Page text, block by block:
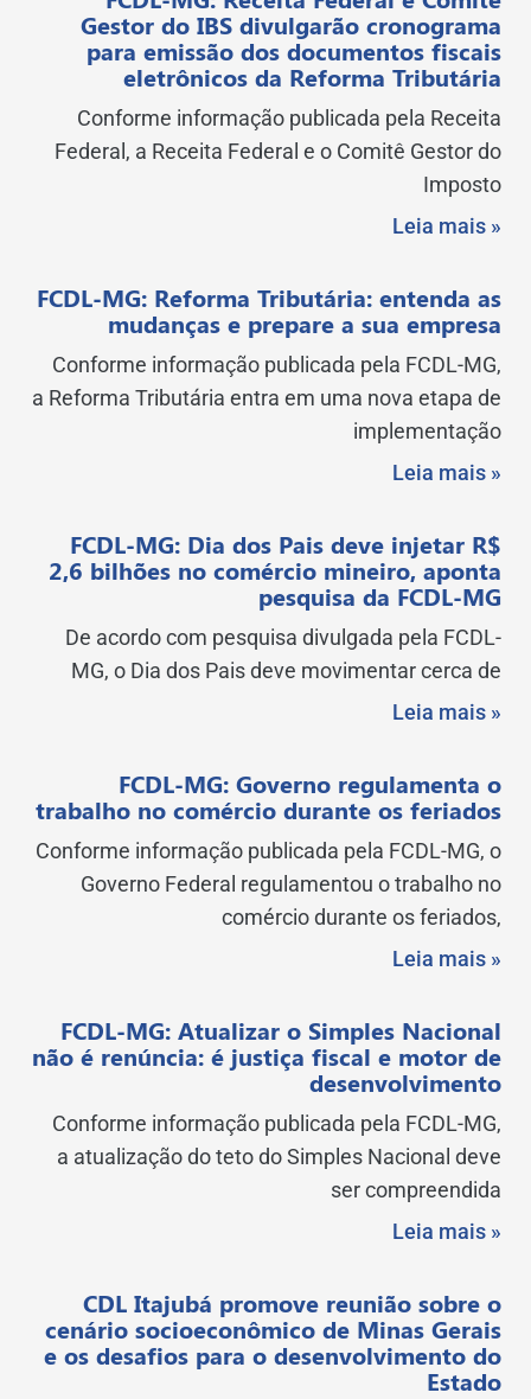
Gestor do IBS divulgarão cronograma
para emissão dos documentos fiscais
eletrônicos da Reforma Tributária
Conforme informação publicada pela Receita
Federal, a Receita Federal e o Comitê Gestor do
Imposto
Leia mais »
FCDL-MG: Reforma Tributária: entenda as
mudanças e prepare a sua empresa
Conforme informação publicada pela FCDL-MG,
a Reforma Tributária entra em uma nova etapa de
implementação
Leia mais »
FCDL-MG: Dia dos Pais deve injetar R$
2,6 bilhões no comércio mineiro, aponta
pesquisa da FCDL-MG
De acordo com pesquisa divulgada pela FCDL-
MG, o Dia dos Pais deve movimentar cerca de
Leia mais »
FCDL-MG: Governo regulamenta o
trabalho no comércio durante os feriados
Conforme informação publicada pela FCDL-MG, o
Governo Federal regulamentou o trabalho no
comércio durante os feriados,
Leia mais »
FCDL-MG: Atualizar o Simples Nacional
não é renúncia: é justiça fiscal e motor de
desenvolvimento
Conforme informação publicada pela FCDL-MG,
a atualização do teto do Simples Nacional deve
ser compreendida
Leia mais »
CDL Itajubá promove reunião sobre o
cenário socioeconômico de Minas Gerais
e os desafios para o desenvolvimento do
Estado